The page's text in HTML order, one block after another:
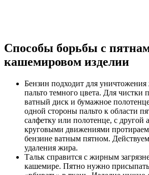
Способы борьбы с
кашемировом изделии
Бензин подходит для
пальто темного цвета. Для чистки
ватный диск и бумажное
одной стороны пальто к области
салфетку или полотенце, с другой
круговыми движениями
бензине ватным пятном.
удаления жира.
Тальк справится с жирным
кашемире. Пятно нужно присыпать